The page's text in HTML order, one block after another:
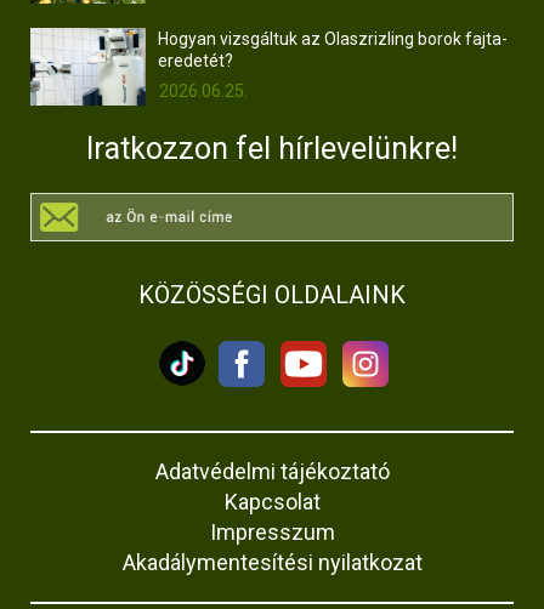
Hogyan vizsgáltuk az Olaszrizling borok fajta-
eredetét?
2026.06.25.
Iratkozzon fel hírlevelünkre!
KÖZÖSSÉGI OLDALAINK
Adatvédelmi tájékoztató
Kapcsolat
Impresszum
Akadálymentesítési nyilatkozat